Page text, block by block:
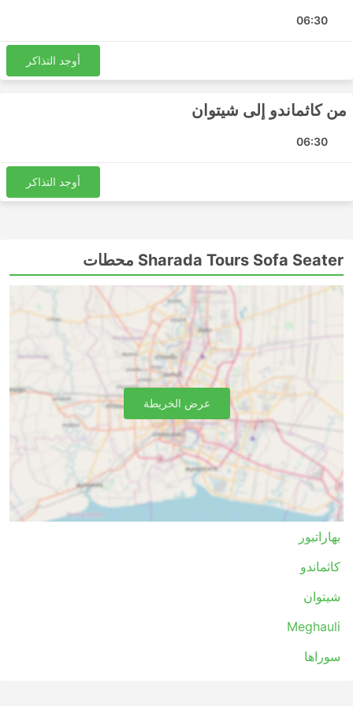
مائلة ناعمة واسعة، وأحيانًا مع خيارات تدليك مدمجة، وبطانيات،
الأساسية على متن الطائرة أو أثناء وقت المرحاض أو التزود
بالوقود. يتيح لك السفر بالحافلات الليلية توفير المال بالاستغناء
فئة الحافلة الخاصة بك بحكمة. تعتمد الأسعار دائمًا على المسافة
التي تقطعها ونوع الحافلة. لبعض المسافرين، حتى في الرحلات
القصيرة، فإن الأمر يستحق استثمار بعض الأموال الإضافية وشراء
السفر بالحافلة: الإيجابيات والسلبيات
الحافلة هي الخيار الأفضل للوصول إلى الوجهات غير
المتصلة بالسكك الحديدية أو الطائرات. غالبًا ما تغطي شبكة
الحافلات الدولة بأكملها تقريبًا، ومساراتها معروفة ومتينة.
على عكس السفر الجوي وبعض الأحيان في حال السفر
بالسكك الحديدية، فإن ركوب الحافلة لا يتطلب الوصول إلى
محطة الحافلات قبل ذلك بكثير. لا يستغرق تسجيل
الوصول، حتى على الطرق الدولية، الكثير من الوقت. عادةً
ما تكون بدلات الأمتعة مناسبة جدًا للمسافرين، كما أن
رسوم الأمتعة الإضافية، إذا تم تعيينها على الحدود، ليست
عالية جدًا في العادة.
يمكن أن تكون تذاكر الحافلات ميسورة التكلفة مقارنةً
بتذاكر الطيران أو القطار السريع. هناك دائمًا مجموعة
مختارة من فئات التذاكر لجميع المستويات. قد تكون
الخيارات القياسية الأرخص بطيئة بعض الشيء ولا تقدم
أقصى درجات الراحة، ولكنها مقبولة على أي حال وتوصلك
إلى وجهتك. في الطرق الطويلة، يتم تضمين المراحيض أو
أدوات النظافة والبطانيات دائمًا في السعر.
الشخصيات يقدمون مقاعد مماثلة لدرجة رجال الأعمال
على متن طائرة ذات مقاعد عريضة ناعمة، وبطانيات، وعدد
رحلتك رحلة ممتعة.
06:30
أوجد التذاكر
من كاثماندو إلى شيتوان
06:30
أوجد التذاكر
Sharada Tours Sofa Seater محطات
بهاراتبور
كاثماندو
شيتوان
Meghauli
سوراها
عرض الخريطة